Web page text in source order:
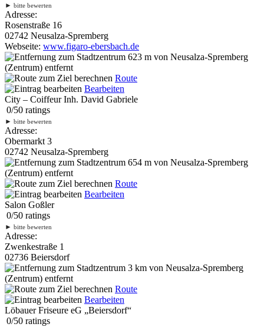
► bitte bewerten
Adresse:
Rosenstraße 16
02742 Neusalza-Spremberg
Webseite: www.figaro-ebersbach.de
623 m von Neusalza-Spremberg
(Zentrum) entfernt
Route
Bearbeiten
City – Coiffeur Inh. David Gabriele
0/50 ratings
► bitte bewerten
Adresse:
Obermarkt 3
02742 Neusalza-Spremberg
654 m von Neusalza-Spremberg
(Zentrum) entfernt
Route
Bearbeiten
Salon Goßler
0/50 ratings
► bitte bewerten
Adresse:
Zwenkestraße 1
02736 Beiersdorf
3 km von Neusalza-Spremberg
(Zentrum) entfernt
Route
Bearbeiten
Löbauer Friseure eG „Beiersdorf“
0/50 ratings